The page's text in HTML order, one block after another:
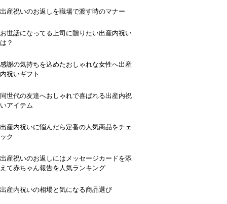
出産祝いのお返しを職場で渡す時のマナー
お世話になってる上司に贈りたい出産内祝い
は？
感謝の気持ちを込めたおしゃれな女性へ出産
内祝いギフト
同世代の友達へおしゃれで喜ばれる出産内祝
いアイテム
出産内祝いに悩んだら定番の人気商品をチェ
ック
出産祝いのお返しにはメッセージカードを添
えて赤ちゃん報告を人気ランキング
出産内祝いの相場と気になる商品選び